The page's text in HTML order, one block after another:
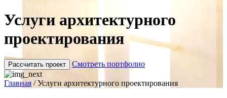
Услуги архитектурного
проектирования
Рассчитать проект Смотреть портфолио
Главная /Услуги архитектурного проектирования